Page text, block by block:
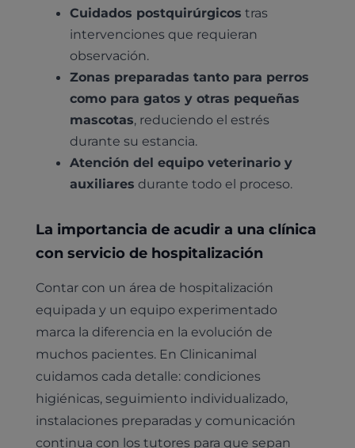
Pruebas diagnósticas
Laboratorio veterinario propio
Pruebas histológicas – microscopio
Desparasitación
Hospitalización
Leishmaniasis
Cirugía
Revisión general y/o geriátrica
Dermatología
Odontología
Traumatología
Nutrición
Urología y nefrología
Cardiología
Animales Exóticos
Planes de salud para gatos
Todos los planes de salud
¿Quiénes somos?
Trabaja en Clinicanimal
Cuidados postquirúrgicos tras
intervenciones que requieran
observación.
Zonas preparadas tanto para perros
como para gatos y otras pequeñas
mascotas, reduciendo el estrés
durante su estancia.
Atención del equipo veterinario y
auxiliares durante todo el proceso.
La importancia de acudir a una clínica
con servicio de hospitalización
Contar con un área de hospitalización
equipada y un equipo experimentado
marca la diferencia en la evolución de
muchos pacientes. En Clinicanimal
cuidamos cada detalle: condiciones
higiénicas, seguimiento individualizado,
instalaciones preparadas y comunicación
continua con los tutores para que sepan